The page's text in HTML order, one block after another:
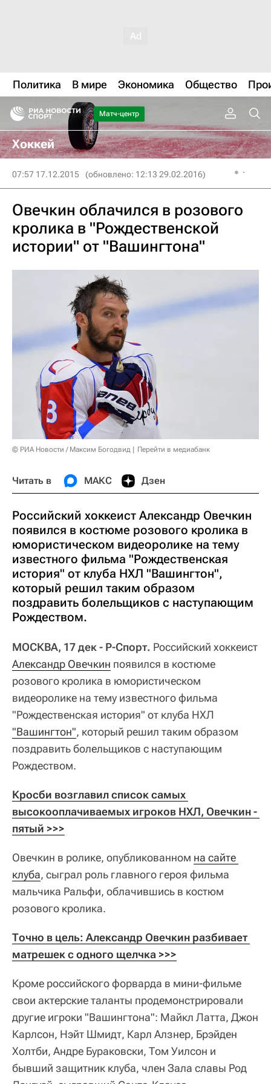
Политика В мире Экономика Общество
Матч-центр
Хоккей
07:57 17.12.2015 (обновлено: 12:13 29.02.2016)
Овечкин облачился в розового
кролика в "Рождественской
истории" от "Вашингтона"
© РИА Новости / Максим Богодвид Перейти в медиабанк
Читать в МАКС Дзен
Российский хоккеист Александр Овечкин
появился в костюме розового кролика в
юмористическом видеоролике на тему
известного фильма "Рождественская
история" от клуба НХЛ "Вашингтон",
который решил таким образом
поздравить болельщиков с наступающим
Рождеством.
МОСКВА, 17 дек - Р-Спорт. Российский хоккеист
Александр Овечкин появился в костюме
розового кролика в юмористическом
видеоролике на тему известного фильма
"Рождественская история" от клуба НХЛ
"Вашингтон", который решил таким образом
поздравить болельщиков с наступающим
Рождеством.
Кросби возглавил список самых
высокооплачиваемых игроков НХЛ, Овечкин -
пятый >>>
Овечкин в ролике, опубликованном на сайте
клуба, сыграл роль главного героя фильма
мальчика Ральфи, облачившись в костюм
розового кролика.
Точно в цель: Александр Овечкин разбивает
матрешек с одного щелчка >>>
Кроме российского форварда в мини-фильме
свои актерские таланты продемонстрировали
другие игроки "Вашингтона": Майкл Латта, Джон
Карлсон, Нэйт Шмидт, Карл Алзнер, Брэйден
Холтби, Андре Бураковски, Том Уилсон и
бывший защитник клуба, член Зала славы Род